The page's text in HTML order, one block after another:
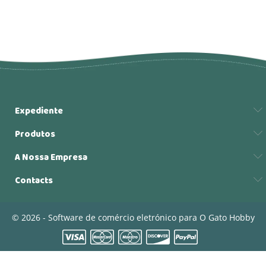
Expediente
Produtos
A Nossa Empresa
Contacts
© 2026 - Software de comércio eletrónico para O Gato Hobby